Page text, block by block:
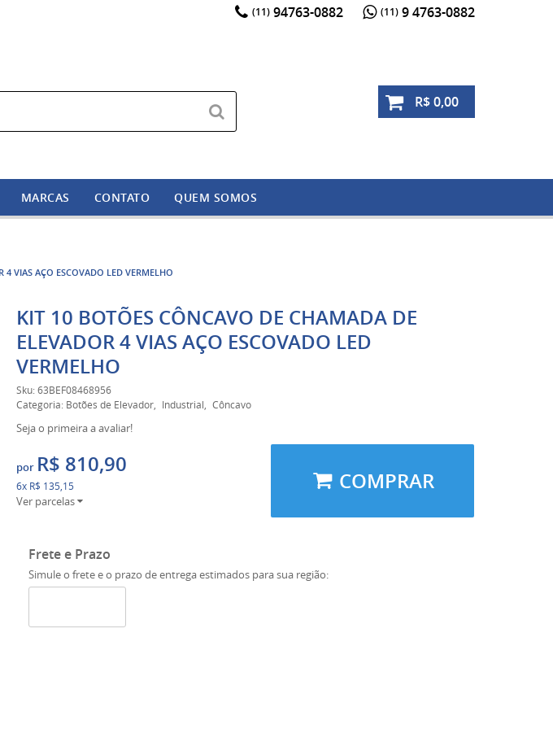
(11)94763-0882 (11)9 4763-0882
R$ 0,00
MARCAS CONTATO QUEM SOMOS
VIAS AÇO ESCOVADO LED VERMELHO
KIT 10 BOTÕES CÔNCAVO DE CHAMADA DE
ELEVADOR 4 VIAS AÇO ESCOVADO LED
VERMELHO
Sku:63BEF08468956
Categoria: Botões de Elevador Industrial Côncavo
Seja o primeira a avaliar!
por R$ 810,90
6x R$ 135,15
Ver parcelas
COMPRAR
Frete e Prazo
Simule o frete e o prazo de entrega estimados para sua região: